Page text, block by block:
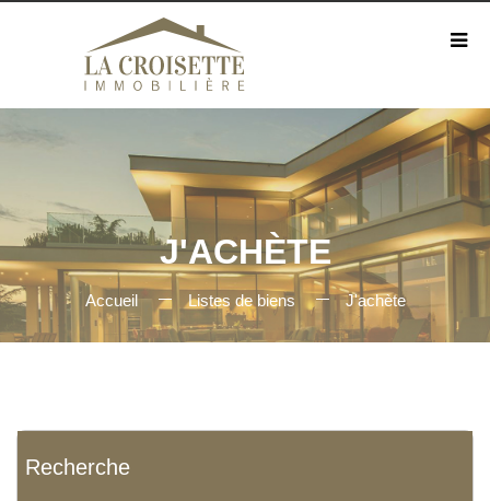
J'ACHÈTE
Accueil Listes de biens J'achète
Recherche